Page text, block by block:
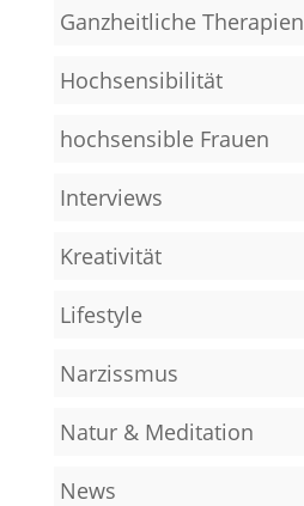
Ganzheitliche Therapien
Hochsensibilität
hochsensible Frauen
Interviews
Kreativität
Lifestyle
Narzissmus
Natur & Meditation
News